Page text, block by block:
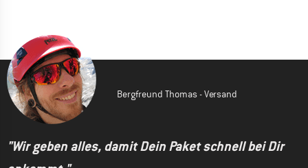
Bergfreund Thomas - Versand
"Wir geben alles, damit Dein Paket schnell bei Dir